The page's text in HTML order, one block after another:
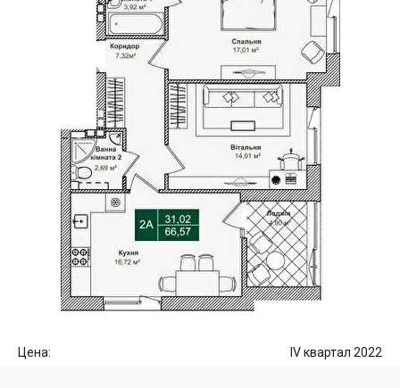
Цена: IV квартал 2022